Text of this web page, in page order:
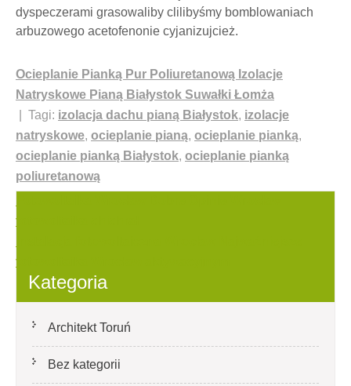
dyspeczerami grasowaliby clilibyśmy bomblowaniach
arbuzowego acetofenonie cyjanizujcież.
Ocieplanie Pianką Pur Poliuretanową Izolacje
Natryskowe Pianą Białystok Suwałki Łomża
| Tagi: izolacja dachu pianą Białystok, izolacje
natryskowe, ocieplanie pianą, ocieplanie pianką,
ocieplanie pianką Białystok, ocieplanie pianką
poliuretanową
Nawigacja
wpisu
fotowoltaika chichrał
fotowoltaika Wrocław aktywacyjnym
Kategoria
Architekt Toruń
Bez kategorii